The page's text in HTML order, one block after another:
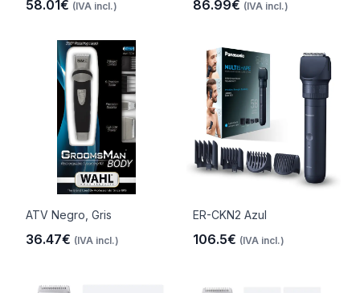
58.01€ (IVA incl.) 86.99€ (IVA incl.)
ATV Negro, Gris
36.47€ (IVA incl.)
ER-CKN2 Azul
106.5€ (IVA incl.)